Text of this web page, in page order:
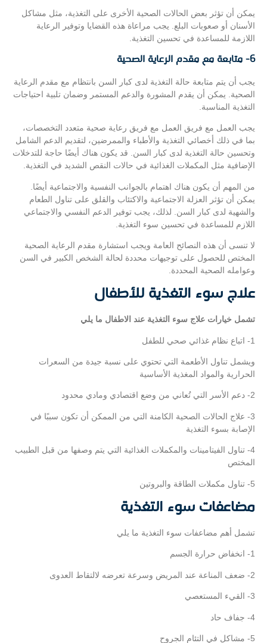
يمكن أن تؤثر بعض الحالات الصحية الأخرى على التغذية، مثل مشاكل
الأسنان أو صعوبات البلع. يجب مراعاة هذه القضايا وتوفير الرعاية
اللازمة للمساعدة في تحسين التغذية.
6- متابعة مع مقدم الرعاية الصحية
يجب أن يتم متابعة حالة التغذية لدى كبار السن بانتظام مع مقدم الرعاية
الصحية. يمكن أن يقدم المشورة والدعم المستمر وضمان تلبية احتياجات
التغذية المناسبة.
يجب العمل مع فريق العمل مع فريق رعاية صحية متعدد التخصصات،
بما في ذلك أخصائي التغذية والأطباء والممرضين، لتقديم الدعم الشامل
وتحسين حالة التغذية لدى كبار السن. قد يكون هناك أيضًا حاجة للتدخلات
الإضافية مثل المكملات الغذائية في حالات النقص الشديد في التغذية.
من المهم أن يكون هناك اهتمام بالجوانب النفسية والاجتماعية أيضًا.
يمكن أن تؤثر العزلة الاجتماعية والاكتئاب والقلق على تناول الطعام
والشهية لدى كبار السن. لذلك، يجب توفير الدعم النفسي والاجتماعي
اللازم للمساعدة في تحسين سوء التغذية.
لا تنسى أن هذه النصائح العامة ويجب استشارة مقدم الرعاية الصحية
المختص للحصول على توجيهات محددة لحالة الشخص الكبير في السن
وعوامله الصحية المحددة.
علاج سوء التغذية للأطفال
تشمل خيارات علاج سوء التغذية عند الاطفال ما يلي
1- اتباع نظام غذائي صحي للطفل
ويشمل تناول الأطعمة التي تحتوي على نسبة جيدة من السعرات
الحرارية والمواد المغذية الأساسية
2- دعم الأسر التي تُعاني من وضع اقتصادي ومادي محدود
3- علاج الحالات الصحية الكامنة التي من الممكن أن تكون سببًا في
الإصابة بسوء التغذية
4- تناول الفيتامينات والمكملات الغذائية التي يتم وصفها من قبل الطبيب
المختص
5- تناول مكملات الطاقة والبروتين
مضاعفات سوء التغذية
تشمل أهم مضاعفات سوء التغذية ما يلي
1- انخفاض حرارة الجسم
2- ضعف المناعة عند المريض وسرعة تعرضه لالتقاط العدوى
3- القيء المستعصي
4- جفاف حاد
5- مشاكل في التئام الجروح